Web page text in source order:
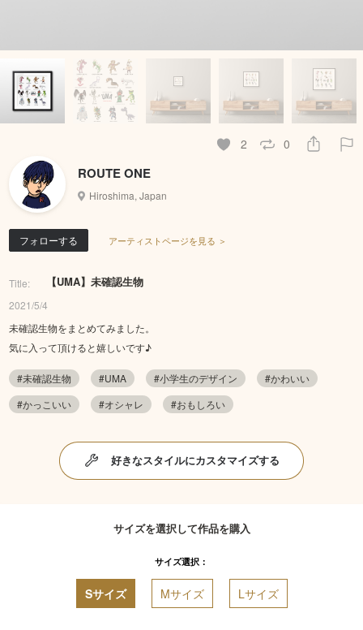
2 0
ROUTE ONE
Hiroshima, Japan
フォローする アーティストページを見る ＞
Title: 【UMA】未確認生物
2021/5/4
未確認生物をまとめてみました。
気に入って頂けると嬉しいです♪
#未確認生物 #UMA #小学生のデザイン
#かわいい
#かっこいい
#オシャレ #おもしろい
好きなスタイルにカスタマイズする
サイズを選択して作品を購入
サイズ選択：
Sサイズ Mサイズ Lサイズ